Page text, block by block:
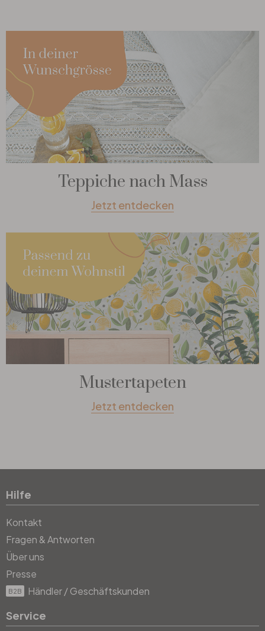
Teppiche nach Mass
Jetzt entdecken
Mustertapeten
Jetzt entdecken
Hilfe
Kontakt
Fragen & Antworten
Über uns
Presse
B2B Händler / Geschäftskunden
Service